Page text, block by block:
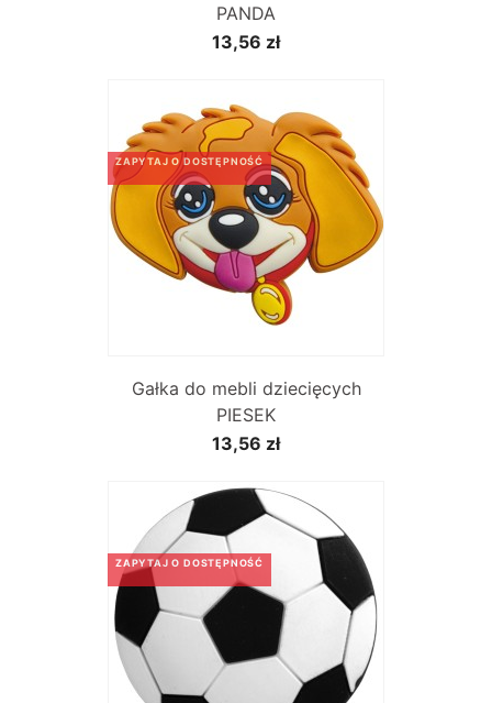
PANDA
13,56 zł
Gałka do mebli dziecięcych
PIESEK
13,56 zł
ZAPYTAJ O DOSTĘPNOŚĆ
ZAPYTAJ O DOSTĘPNOŚĆ